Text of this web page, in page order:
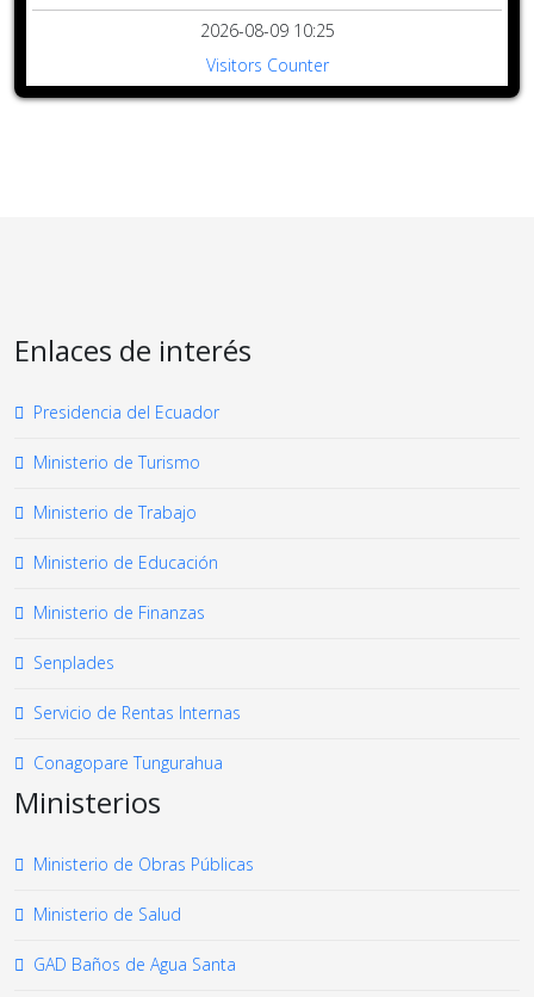
2026-08-09 10:25
Visitors Counter
Enlaces de interés
Presidencia del Ecuador
Ministerio de Turismo
Ministerio de Trabajo
Ministerio de Educación
Ministerio de Finanzas
Senplades
Servicio de Rentas Internas
Conagopare Tungurahua
Ministerios
Ministerio de Obras Públicas
Ministerio de Salud
GAD Baños de Agua Santa